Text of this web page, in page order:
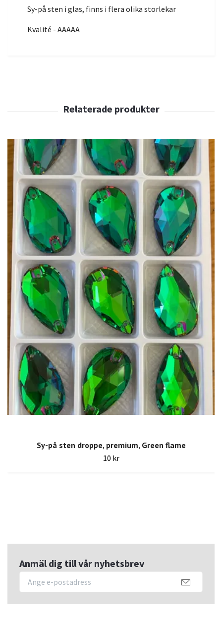
Sy-på sten i glas, finns i flera olika storlekar
Kvalité - AAAAA
Sy-på sten droppe, premium, Green flame
10 kr
Anmäl dig till vår nyhetsbrev